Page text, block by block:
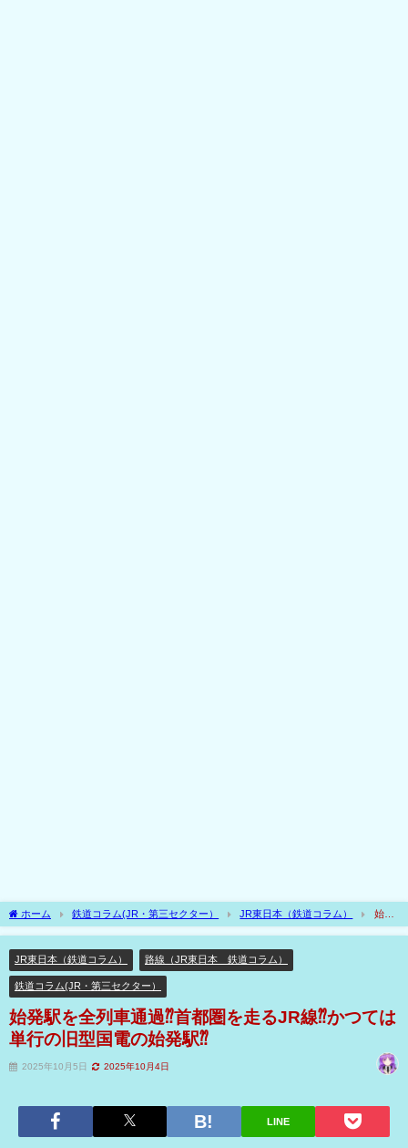
ホーム 鉄道コラム(JR・第三セクター） JR東日本（鉄道コラム）
始発
駅を全列車通過⁇首都圏を走るJR線⁇かつては単行の旧型国電の始発駅⁇
JR東日本（鉄道コラム） 路線（JR東日本 鉄道コラム）
鉄道コラム(JR・第三セクター）
始発駅を全列車通過⁇首都圏を走るJR線⁇かつては
単行の旧型国電の始発駅⁇
2025年10月5日 2025年10月4日
LINE